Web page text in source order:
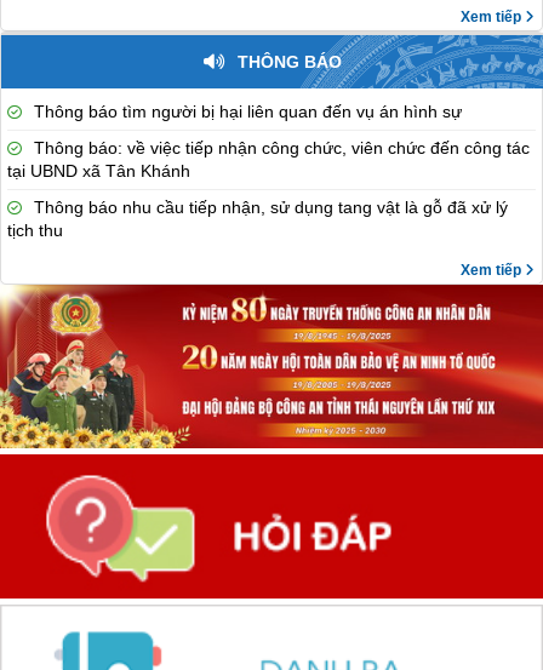
Xem tiếp
THÔNG BÁO
Thông báo tìm người bị hại liên quan đến vụ án hình sự
Thông báo: về việc tiếp nhận công chức, viên chức đến công tác
tại UBND xã Tân Khánh
Thông báo nhu cầu tiếp nhận, sử dụng tang vật là gỗ đã xử lý
tịch thu
Xem tiếp